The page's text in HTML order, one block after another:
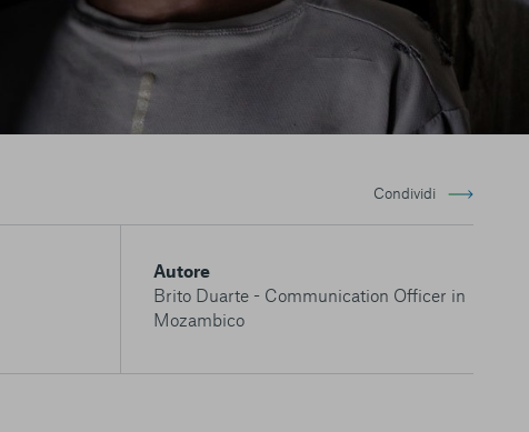
Condividi
Autore
Brito Duarte - Communication Officer in
Mozambico